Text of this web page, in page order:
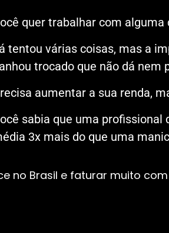
quer trabalhar com alguma
tentou várias coisas, mas a
trocado que não dá nem
aumentar a sua renda,
sabia que uma profissional
3x mais do que uma
no Brasil e faturar muito